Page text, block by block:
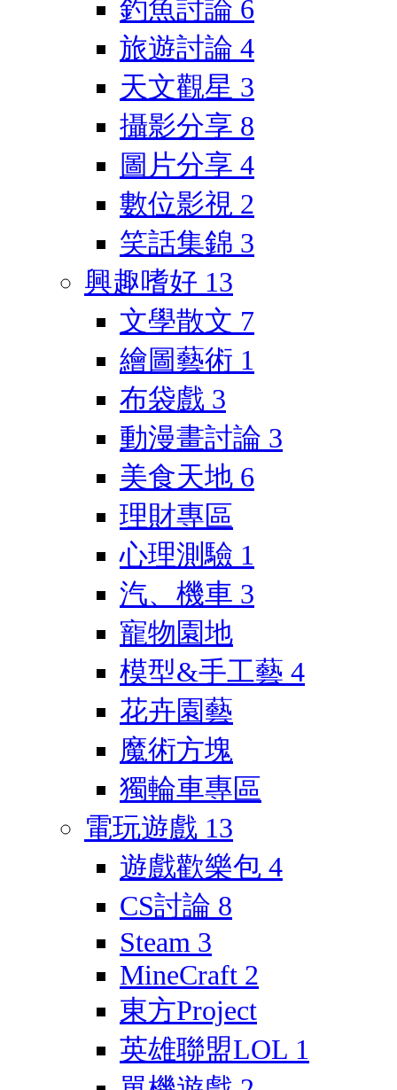
釣魚討論 6
旅遊討論 4
天文觀星 3
攝影分享 8
圖片分享 4
數位影視 2
笑話集錦 3
興趣嗜好 13
文學散文 7
繪圖藝術 1
布袋戲 3
動漫畫討論 3
美食天地 6
理財專區
心理測驗 1
汽、機車 3
寵物園地
模型&手工藝 4
花卉園藝
魔術方塊
獨輪車專區
電玩遊戲 13
遊戲歡樂包 4
CS討論 8
Steam 3
MineCraft 2
東方Project
英雄聯盟LOL 1